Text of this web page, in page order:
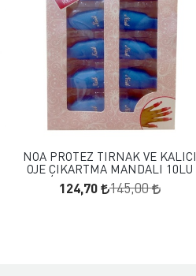
FAVORILERE EKLE
SEPETE EKLE
NOA PROTEZ TIRNAK VE KALICI
OJE ÇIKARTMA MANDALI 10LU
124,70 145,00